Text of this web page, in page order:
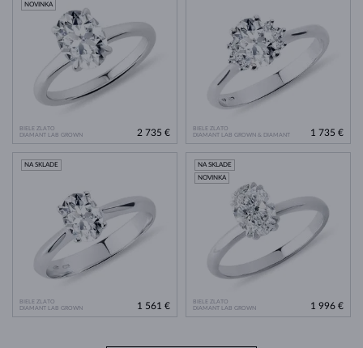
BIELE ZLATO
DIAMANT LAB GROWN
NOVINKA
2 735 €
BIELE ZLATO
DIAMANT LAB GROWN & DIAMANT
1 735 €
BIELE ZLATO
DIAMANT LAB GROWN
NA SKLADE
1 561 €
BIELE ZLATO
DIAMANT LAB GROWN
NA SKLADE
NOVINKA
1 996 €